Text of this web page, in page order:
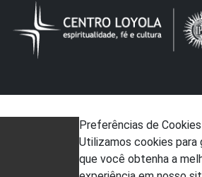
Preferências de Cookies
Utilizamos cookies para
que você obtenha a